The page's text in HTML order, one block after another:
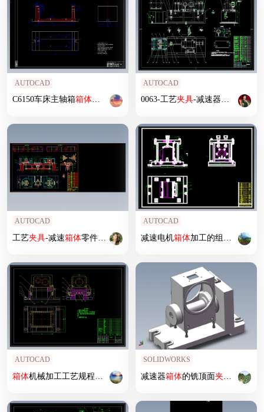
AUTOCAD
C6150车床主轴箱箱体加工工艺及工装夹具设计
AUTOCAD
0063-工艺夹具-减速器箱体 零件
AUTOCAD
工艺夹具-减速箱体零件工艺规程及铣尺寸159两侧面铣床 夹具 设计
AUTOCAD
减速电机箱体加工的组合机床总体
AUTOCAD
箱体机械加工工艺规程及工艺装备 夹具设计【含CAD图和全套卡片】
SOLIDWORKS
减速器箱体的铣顶面夹具 设计含